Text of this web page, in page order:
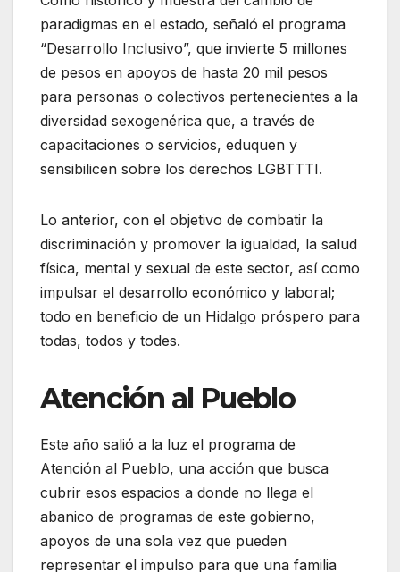
paradigmas en el estado, señaló el programa
“Desarrollo Inclusivo”, que invierte 5 millones
de pesos en apoyos de hasta 20 mil pesos
para personas o colectivos pertenecientes a la
diversidad sexogenérica que, a través de
capacitaciones o servicios, eduquen y
sensibilicen sobre los derechos LGBTTTI.
Lo anterior, con el objetivo de combatir la
discriminación y promover la igualdad, la salud
física, mental y sexual de este sector, así como
impulsar el desarrollo económico y laboral;
todo en beneficio de un Hidalgo próspero para
todas, todos y todes.
Atención al Pueblo
Este año salió a la luz el programa de
Atención al Pueblo, una acción que busca
cubrir esos espacios a donde no llega el
abanico de programas de este gobierno,
apoyos de una sola vez que pueden
representar el impulso para que una familia